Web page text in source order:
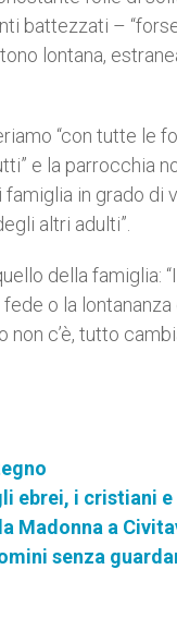
battezzati –
lontana,
“con tutte le
e la parrocchia
famiglia in grado
altri adulti”.
della famiglia:
fede o la
c’è, tutto
ebrei, i cristiani e
Madonna a
senza